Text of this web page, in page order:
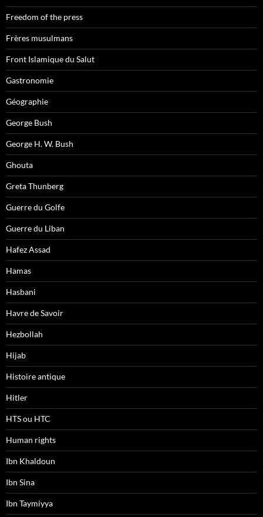
Freedom of the press
Frères musulmans
Front Islamique du Salut
Gastronomie
Géographie
George Bush
George H. W. Bush
Ghouta
Greta Thunberg
Guerre du Golfe
Guerre du Liban
Hafez Assad
Hamas
Hasbani
Havre de Savoir
Hezbollah
Hijab
Histoire antique
Hitler
HTS ou HTC
Human rights
Ibn Khaldoun
Ibn Sina
Ibn Taymiyya